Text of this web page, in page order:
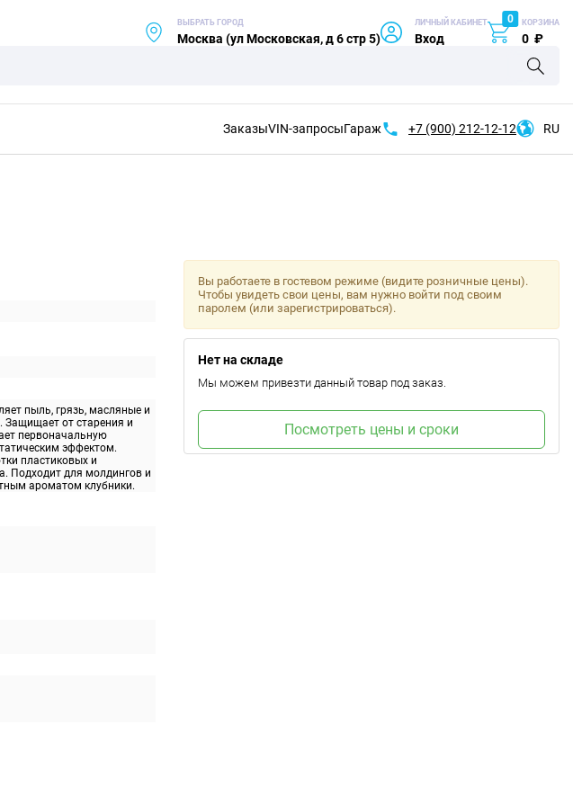
ВЫБРАТЬ ГОРОД
Москва (ул Московская, д 6 стр 5)
ЛИЧНЫЙ КАБИНЕТ
Вход
0 КОРЗИНА
0 ₽
ЗаказыVIN-запросыГараж +7 (900) 212-12-12 RU
пыль, грязь, масляные и
Защищает от старения и
первоначальную
эффектом.
пластиковых и
Подходит для молдингов и
ароматом клубники.
Вы работаете в гостевом режиме (видите розничные цены).
Чтобы увидеть свои цены, вам нужно войти под своим
паролем (или зарегистрироваться).
Нет на складе
Мы можем привезти данный товар под заказ.
Посмотреть цены и сроки